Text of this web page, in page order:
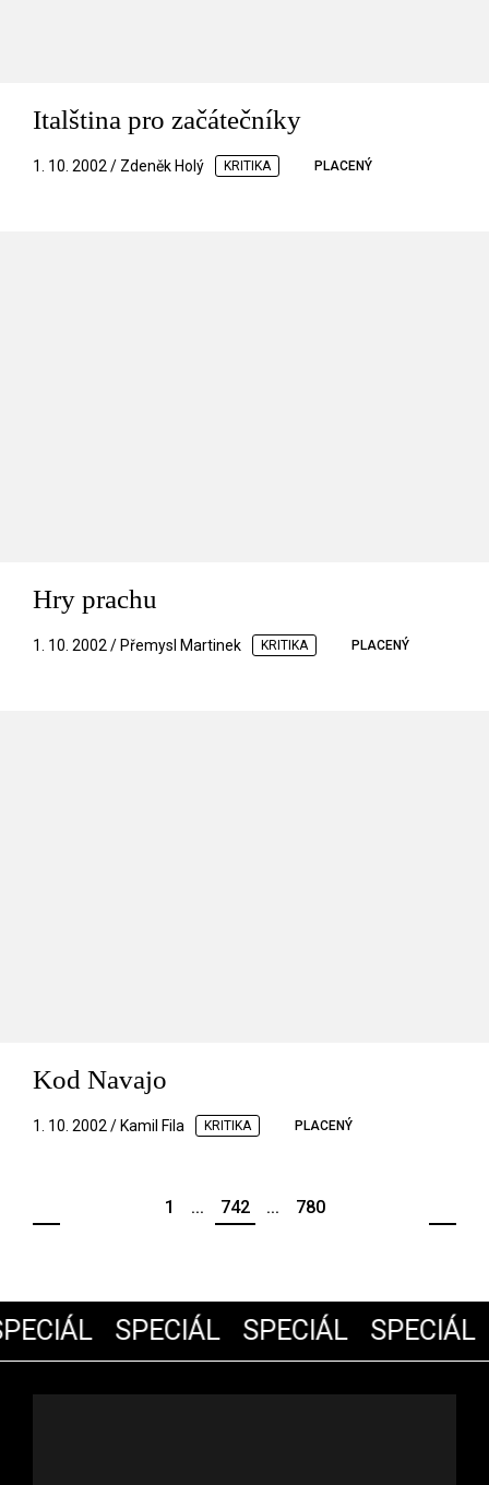
Italština pro začátečníky
1. 10. 2002 / Zdeněk Holý KRITIKA PLACENÝ
Hry prachu
1. 10. 2002 / Přemysl Martinek KRITIKA PLACENÝ
Kod Navajo
1. 10. 2002 / Kamil Fila KRITIKA PLACENÝ
1 ... 742 ... 780
SPECIÁL SPECIÁL SPECIÁL